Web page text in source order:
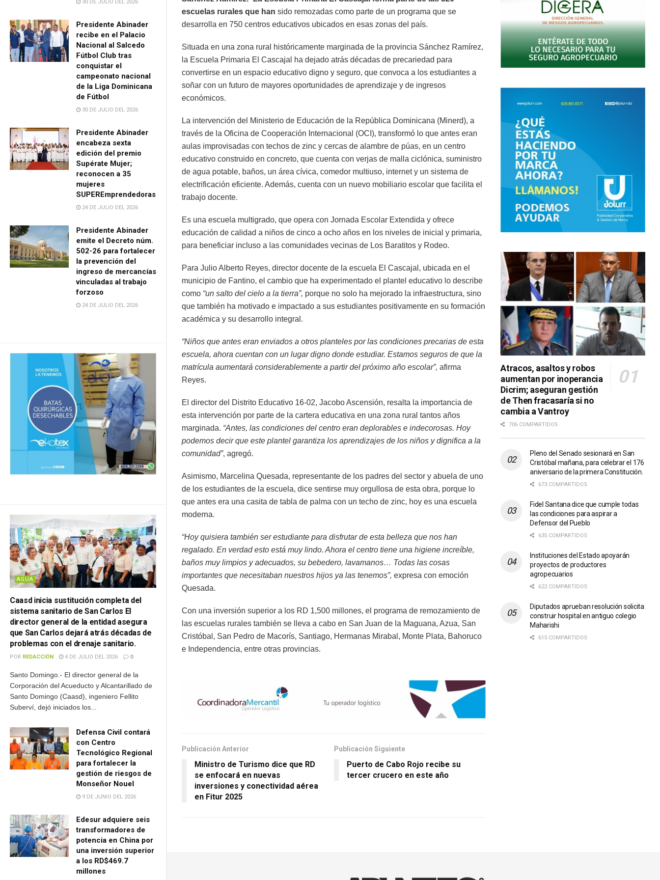
30 DE JULIO DEL 2026
Presidente Abinader
recibe en el Palacio
Nacional al Salcedo
Fútbol Club tras
conquistar el
campeonato nacional
de la Liga Dominicana
de Fútbol
30 DE JULIO DEL 2026
Presidente Abinader
encabeza sexta
edición del premio
Supérate Mujer;
reconocen a 35
mujeres
SUPEREmprendedoras
24 DE JULIO DEL 2026
Presidente Abinader
emite el Decreto núm.
502-26 para fortalecer
la prevención del
ingreso de mercancías
vinculadas al trabajo
forzoso
24 DE JULIO DEL 2026
AGUA
Caasd inicia sustitución completa del
sistema sanitario de San Carlos El
director general de la entidad asegura
que San Carlos dejará atrás décadas de
problemas con el drenaje sanitario.
POR REDACCIÓN 4 DE JULIO DEL 2026 0
Santo Domingo.- El director general de la
Corporación del Acueducto y Alcantarillado de
Santo Domingo (Caasd), ingeniero Fellito
Suberví, dejó iniciados los...
Defensa Civil contará
con Centro
Tecnológico Regional
para fortalecer la
gestión de riesgos de
Monseñor Nouel
9 DE JUNIO DEL 2026
Edesur adquiere seis
transformadores de
potencia en China por
una inversión superior
a los RD$469.7
millones
escuelas rurales que han sido remozadas como parte de un programa que se
desarrolla en 750 centros educativos ubicados en esas zonas del país.
Situada en una zona rural históricamente marginada de la provincia Sánchez Ramírez,
la Escuela Primaria El Cascajal ha dejado atrás décadas de precariedad para
convertirse en un espacio educativo digno y seguro, que convoca a los estudiantes a
soñar con un futuro de mayores oportunidades de aprendizaje y de ingresos
económicos.
La intervención del Ministerio de Educación de la República Dominicana (Minerd), a
través de la Oficina de Cooperación Internacional (OCI), transformó lo que antes eran
aulas improvisadas con techos de zinc y cercas de alambre de púas, en un centro
educativo construido en concreto, que cuenta con verjas de malla ciclónica, suministro
de agua potable, baños, un área cívica, comedor multiuso, internet y un sistema de
electrificación eficiente. Además, cuenta con un nuevo mobiliario escolar que facilita el
trabajo docente.
Es una escuela multigrado, que opera con Jornada Escolar Extendida y ofrece
educación de calidad a niños de cinco a ocho años en los niveles de inicial y primaria,
para beneficiar incluso a las comunidades vecinas de Los Baratitos y Rodeo.
Para Julio Alberto Reyes, director docente de la escuela El Cascajal, ubicada en el
municipio de Fantino, el cambio que ha experimentado el plantel educativo lo describe
como “un salto del cielo a la tierra”, porque no solo ha mejorado la infraestructura, sino
que también ha motivado e impactado a sus estudiantes positivamente en su formación
académica y su desarrollo integral.
“Niños que antes eran enviados a otros planteles por las condiciones precarias de esta
escuela, ahora cuentan con un lugar digno donde estudiar. Estamos seguros de que la
matrícula aumentará considerablemente a partir del próximo año escolar”, afirma
Reyes.
El director del Distrito Educativo 16-02, Jacobo Ascensión, resalta la importancia de
esta intervención por parte de la cartera educativa en una zona rural tantos años
marginada. “Antes, las condiciones del centro eran deplorables e indecorosas. Hoy
podemos decir que este plantel garantiza los aprendizajes de los niños y dignifica a la
comunidad”, agregó.
Asimismo, Marcelina Quesada, representante de los padres del sector y abuela de uno
de los estudiantes de la escuela, dice sentirse muy orgullosa de esta obra, porque lo
que antes era una casita de tabla de palma con un techo de zinc, hoy es una escuela
moderna.
“Hoy quisiera también ser estudiante para disfrutar de esta belleza que nos han
regalado. En verdad esto está muy lindo. Ahora el centro tiene una higiene increíble,
baños muy limpios y adecuados, su bebedero, lavamanos… Todas las cosas
importantes que necesitaban nuestros hijos ya las tenemos”, expresa con emoción
Quesada.
Con una inversión superior a los RD 1,500 millones, el programa de remozamiento de
las escuelas rurales también se lleva a cabo en San Juan de la Maguana, Azua, San
Cristóbal, San Pedro de Macorís, Santiago, Hermanas Mirabal, Monte Plata, Bahoruco
e Independencia, entre otras provincias.
Publicación Anterior
Ministro de Turismo dice que RD
se enfocará en nuevas
inversiones y conectividad aérea
en Fitur 2025
Publicación Siguiente
Puerto de Cabo Rojo recibe su
tercer crucero en este año
Atracos, asaltos y robos
aumentan por inoperancia
Dicrim; aseguran gestión
de Then fracasaría si no
cambia a Vantroy
706 COMPARTIDOS
Pleno del Senado sesionará en San
Cristóbal mañana, para celebrar el 176
aniversario de la primera Constitución.
673 COMPARTIDOS
Fidel Santana dice que cumple todas
las condiciones para aspirar a
Defensor del Pueblo
635 COMPARTIDOS
Instituciones del Estado apoyarán
proyectos de productores
agropecuarios
622 COMPARTIDOS
Diputados aprueban resolución solicita
construir hospital en antiguo colegio
Maharishi
615 COMPARTIDOS